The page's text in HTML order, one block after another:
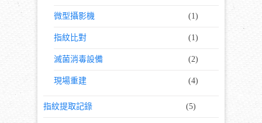
微型攝影機 (1)
指紋比對 (1)
滅菌消毒設備 (2)
現場重建 (4)
指紋提取記錄 (5)